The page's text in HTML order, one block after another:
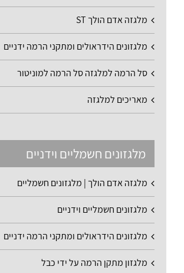
מלגזה אדם הולך ST
מלגזונים הידראולים ומתקני הרמה ידניים
סל הרמה למלגזה סל הרמה למוניטור
מאריכים למלגזה
מלגזונים חשמליים וידניים
מלגזה אדם הולך | מלגזונים חשמליים
מלגזונים חשמליים וידניים
מלגזונים הידראולים ומתקני הרמה ידניים
מלגזון מתקן הרמה על ידי כבל